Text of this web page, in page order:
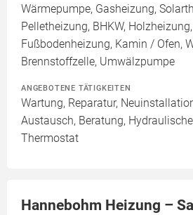
Wärmepumpe, Gasheizung,
Pelletheizung, BHKW,
Fußbodenheizung, Kamin / Ofen,
Brennstoffzelle, Umwälzpumpe
ANGEBOTENE TÄTIGKEITEN
Wartung, Reparatur,
Austausch, Beratung,
Thermostat
Hannebohm Heizung –